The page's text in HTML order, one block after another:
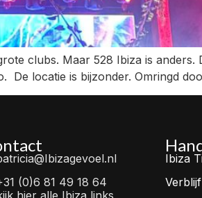
clubs. Maar 528 Ibiza is
De locatie is bijzonder. Omringd
(0)6 81 49 18 64
hier alle Ibiza links
Ibiza
Verblijf